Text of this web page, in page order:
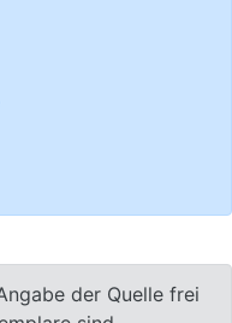
der Quelle frei